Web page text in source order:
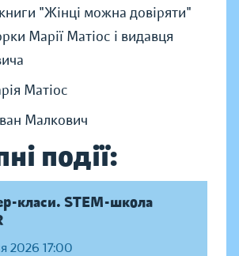
"Жінці можна довіряти"
Марії Матіос і видавця
Матіос
Малкович
події:
класи. STEM-школа
2026 17:00